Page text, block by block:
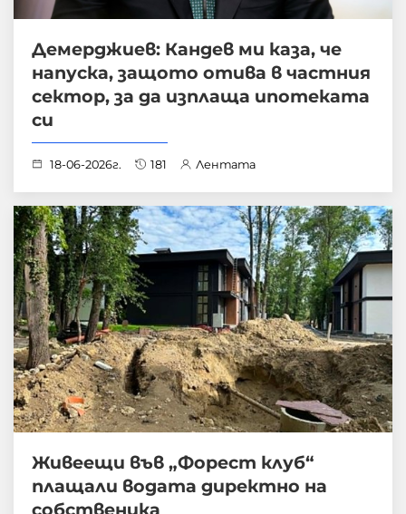
Демерджиев: Кандев ми каза, че
напуска, защото отива в частния
сектор, за да изплаща ипотеката
си
18-06-2026г. 181 Лентата
Живеещи във „Форест клуб“
плащали водата директно на
собственика